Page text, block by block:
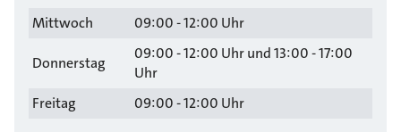
Mittwoch
09:00 - 12:00 Uhr
Donnerstag
09:00 - 12:00 Uhr und 13:00 - 17:00
Uhr
Freitag
09:00 - 12:00 Uhr